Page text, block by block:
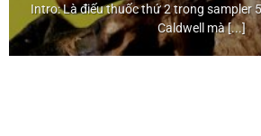
Caldwell
The King Is Dead">
Intro: Là điếu thuốc thứ 2 trong sampler
Caldwell mà [...]